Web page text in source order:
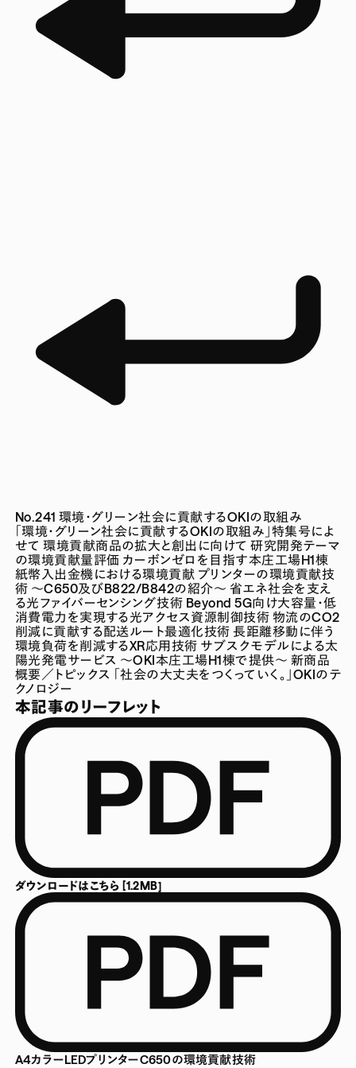
No.241 環境・グリーン社会に貢献するOKIの取組み
「環境・グリーン社会に貢献するOKIの取組み」特集号によ
せて 環境貢献商品の拡大と創出に向けて 研究開発テーマ
の環境貢献量評価 カーボンゼロを目指す本庄工場H1棟
紙幣入出金機における環境貢献 プリンターの環境貢献技
術 ～C650及びB822/B842の紹介～ 省エネ社会を支え
る光ファイバーセンシング技術 Beyond 5G向け大容量・低
消費電力を実現する光アクセス資源制御技術 物流のCO2
削減に貢献する配送ルート最適化技術 長距離移動に伴う
環境負荷を削減するXR応用技術 サブスクモデルによる太
陽光発電サービス ～OKI本庄工場H1棟で提供～ 新商品
概要／トピックス 「社会の大丈夫をつくっていく。」OKIのテ
クノロジー
本記事のリーフレット
ダウンロードはこちら [1.2MB]
A4カラーLEDプリンターC650の環境貢献技術